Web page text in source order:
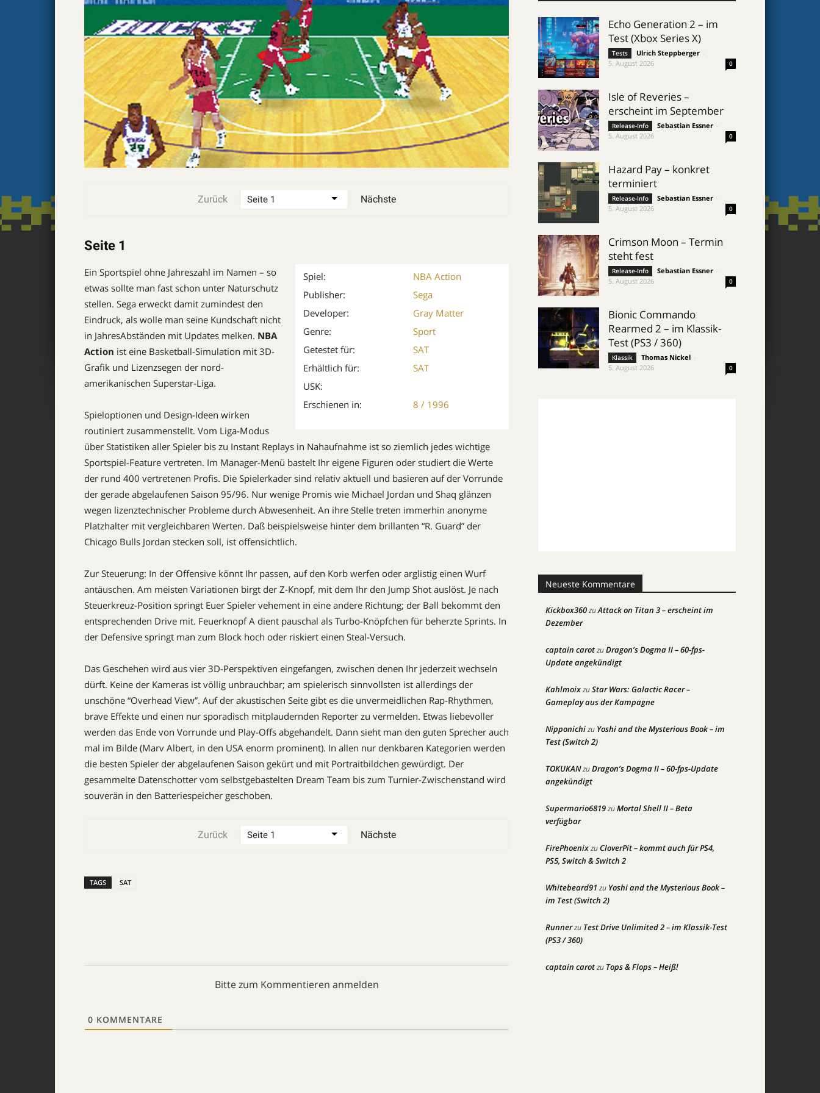
Zurück Nächste
Seite 1
Spiel:
NBA Action
Publisher:
Sega
Developer:
Gray Matter
Genre:
Sport
Getestet für:
SAT
Erhältlich für:
SAT
USK:
Erschienen in:
8 / 1996
Ein Sportspiel ohne Jahreszahl im Namen – so
etwas sollte man fast schon unter Naturschutz
stellen. Sega erweckt damit zumindest den
Eindruck, als wolle man seine Kundschaft nicht
in JahresAbständen mit Updates melken. NBA
Action ist eine Basketball-Simulation mit 3D-
Grafik und Lizenzsegen der nord­
amerikanischen Superstar-Liga.
Spieloptionen und Design-Ideen wirken
routiniert zusammenstellt. Vom Liga-Modus
über Statistiken aller Spieler bis zu Instant Replays in Nahaufnahme ist so ziemlich jedes wichtige
Sportspiel-Feature vertreten. Im Manager-Menü bastelt Ihr eigene Figuren oder studiert die Werte
der rund 400 vertretenen Profis. Die Spielerkader sind relativ aktuell und basieren auf der Vorrunde
der gerade abgelaufenen Saison 95/96. Nur wenige Promis wie Michael Jordan und Shaq glänzen
wegen lizenztechnischer Probleme durch Abwesenheit. An ihre Stelle treten immerhin anonyme
Platzhalter mit vergleichbaren Werten. Daß beispielsweise hinter dem brillanten “R. Guard” der
Chicago Bulls Jordan stecken soll, ist offensichtlich.
Zur Steuerung: In der Offensive könnt Ihr passen, auf den Korb werfen oder arglistig einen Wurf
antäuschen. Am meisten Variationen birgt der Z-Knopf, mit dem Ihr den Jump Shot auslöst. Je nach
Steuerkreuz-Position springt Euer Spieler vehement in eine andere Richtung; der Ball bekommt den
entsprechenden Drive mit. Feuerknopf A dient pauschal als Turbo-Knöpfchen für beherzte Sprints. In
der Defensive springt man zum Block hoch oder riskiert einen Steal-Versuch.
Das Geschehen wird aus vier 3D-Perspektiven eingefangen, zwischen denen Ihr jederzeit wechseln
dürft. Keine der Kameras ist völlig unbrauchbar; am spielerisch sinnvollsten ist allerdings der
unschöne “Overhead View”. Auf der akustischen Seite gibt es die unvermeidlichen Rap-Rhythmen,
brave Effekte und einen nur sporadisch mitplaudernden Reporter zu vermelden. Etwas liebevoller
werden das Ende von Vorrunde und Play-Offs abgehandelt. Dann sieht man den guten Sprecher auch
mal im Bilde (Marv Albert, in den USA enorm prominent). In allen nur denkbaren Kategorien werden
die besten Spieler der abgelaufenen Saison gekürt und mit Portraitbildchen gewürdigt. Der
gesammelte Datenschotter vom selbstgebastelten Dream Team bis zum Turnier-Zwischenstand wird
souverän in den Batteriespeicher geschoben.
Zurück Nächste
TAGS SAT
Bitte zum Kommentieren anmelden
0 KOMMENTARE
Echo Generation 2 – im
Test (Xbox Series X)
Tests Ulrich Steppberger
5. August 2026
0
Isle of Reveries –
erscheint im September
Release-Info Sebastian Essner
5. August 2026
0
Hazard Pay – konkret
terminiert
Release-Info Sebastian Essner
5. August 2026
0
Crimson Moon – Termin
steht fest
Release-Info Sebastian Essner
5. August 2026
0
Bionic Commando
Rearmed 2 – im Klassik-
Test (PS3 / 360)
Klassik Thomas Nickel
5. August 2026
0
Neueste Kommentare
Kickbox360zuAttack on Titan 3 – erscheint im
Dezember
captain carotzuDragon’s Dogma II – 60-fps-
Update angekündigt
KahlmoixzuStar Wars: Galactic Racer –
Gameplay aus der Kampagne
Nipponichizu Yoshi and the Mysterious Book – im
Test (Switch 2)
TOKUKANzuDragon’s Dogma II – 60-fps-Update
angekündigt
Supermario6819zuMortal Shell II – Beta
verfügbar
FirePhoenixzuCloverPit – kommt auch für PS4,
PS5, Switch & Switch 2
Whitebeard91 zu Yoshi and the Mysterious Book –
im Test (Switch 2)
Runnerzu Test Drive Unlimited 2 – im Klassik-Test
(PS3 / 360)
captain carotzu Tops & Flops – Heiß!